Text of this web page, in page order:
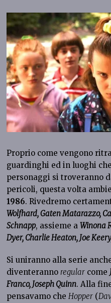
Proprio come vengono
guardinghi ed in luoghi
personaggi si troveranno
pericoli, questa volta
1986. Rivedremo
Wolfhard, Gaten Matarazzo,
Schnapp, assieme aWinona
Dyer, Charlie Heaton, Joe
Si uniranno alla serie
diventeranno regular come
Franco, Joseph Quinn. Alla
pensavamo che Hopper (